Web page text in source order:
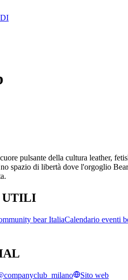
pulsante della cultura leather,
spazio di libertà dove l'orgoglio
UTILI
bear ItaliaCalendario eventi
Sito web